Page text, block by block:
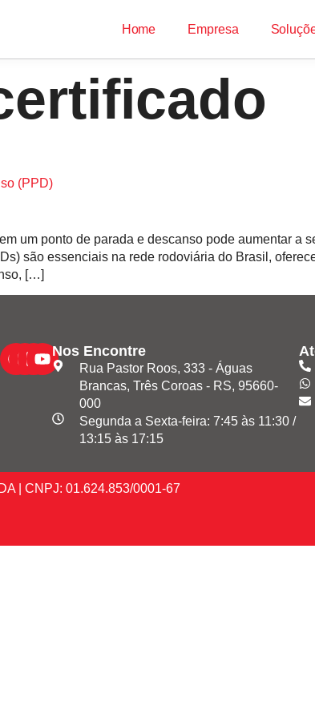
Home Empresa
(PPD)
um ponto de parada e descanso pode aumentar a
são essenciais na rede rodoviária do Brasil,
[…]
Nos Encontre
Rua Pastor Roos, 333 - Águas
Brancas, Três Coroas - RS, 95660-
000
Segunda a Sexta-feira: 7:45 às 11:30 /
13:15 às 17:15
| CNPJ: 01.624.853/0001-67